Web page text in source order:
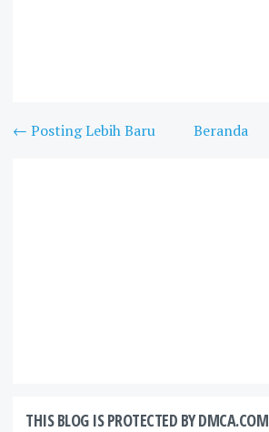
← Posting Lebih Baru Beranda
THIS BLOG IS PROTECTED BY DMCA.COM